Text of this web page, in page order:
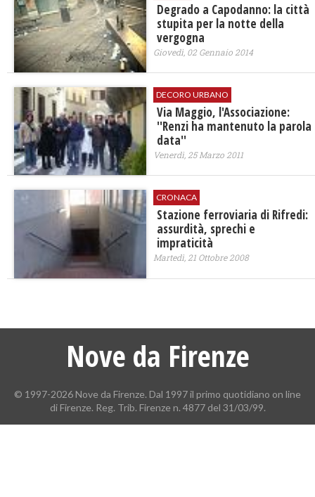
Degrado a Capodanno: la città
stupita per la notte della
vergogna
Giovedì, 02 Gennaio 2014
DECORO URBANO
Via Maggio, l'Associazione:
''Renzi ha mantenuto la parola
data''
Venerdì, 25 Marzo 2011
CRONACA
Stazione ferroviaria di Rifredi:
assurdità, sprechi e
impraticità
Martedì, 21 Ottobre 2008
Nove da Firenze
© 1997-2026 Nove da Firenze. Dal 1997 il primo quotidiano on line
di Firenze. Reg. Trib. Firenze n. 4877 del 31/03/99.